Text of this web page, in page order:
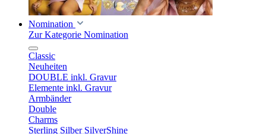
Nomination
Zur Kategorie Nomination
Classic
Neuheiten
DOUBLE inkl. Gravur
Elemente inkl. Gravur
Armbänder
Double
Charms
Sterling Silber SilverShine